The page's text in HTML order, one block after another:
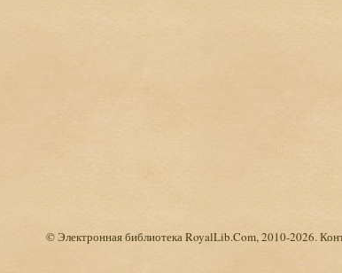
© Электронная библиотека RoyalLib.Com, 2010-2026.